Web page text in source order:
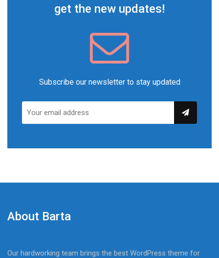
get the new updates!
Subscribe our newsletter to stay updated
About Barta
Our hardworking team brings the best WordPress theme for